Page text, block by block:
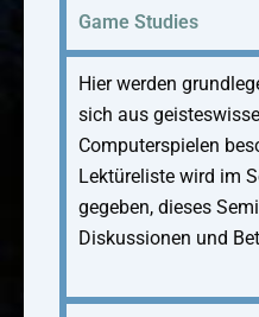
Game Studies
Hier werden
sich aus
Computerspielen
Lektüreliste wird im
gegeben, dieses
Diskussionen und